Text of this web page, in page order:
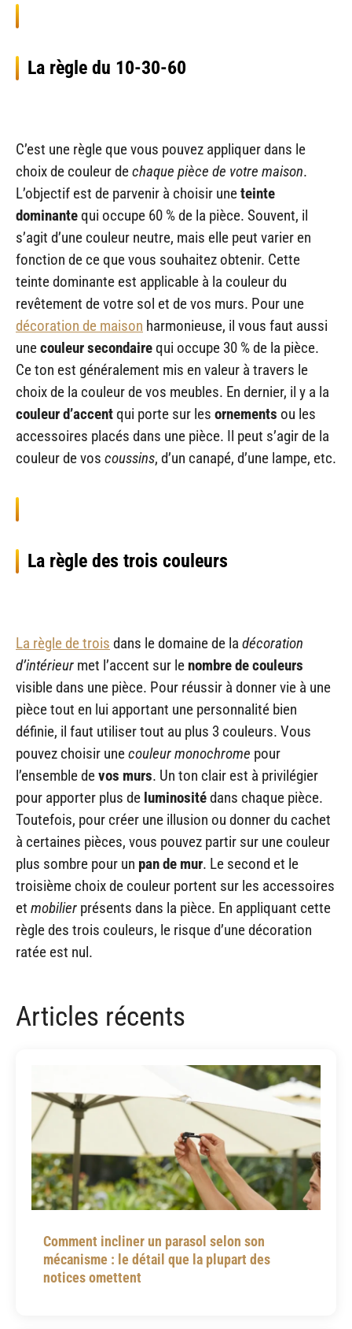
La règle du 10-30-60
C’est une règle que vous pouvez appliquer dans le
choix de couleur dechaque pièce de votre maison.
L’objectif est de parvenir à choisir uneteinte
dominantequi occupe 60 % de la pièce. Souvent, il
s’agit d’une couleur neutre, mais elle peut varier en
fonction de ce que vous souhaitez obtenir. Cette
teinte dominante est applicable à la couleur du
revêtement de votre sol et de vos murs. Pour une
décoration de maison harmonieuse, il vous faut aussi
unecouleur secondairequi occupe 30 % de la pièce.
Ce ton est généralement mis en valeur à travers le
choix de la couleur de vos meubles. En dernier, il y a la
couleur d’accentqui porte sur les ornements ou les
accessoires placés dans une pièce. Il peut s’agir de la
couleur de vos coussins, d’un canapé, d’une lampe, etc.
La règle des trois couleurs
La règle de trois dans le domaine de la décoration
d’intérieur met l’accent sur le nombre de couleurs
visible dans une pièce. Pour réussir à donner vie à une
pièce tout en lui apportant une personnalité bien
définie, il faut utiliser tout au plus 3 couleurs. Vous
pouvez choisir unecouleur monochrome pour
l’ensemble devos murs. Un ton clair est à privilégier
pour apporter plus de luminositédans chaque pièce.
Toutefois, pour créer une illusion ou donner du cachet
à certaines pièces, vous pouvez partir sur une couleur
plus sombre pour un pan de mur. Le second et le
troisième choix de couleur portent sur les accessoires
et mobilier présents dans la pièce. En appliquant cette
règle des trois couleurs, le risque d’une décoration
ratée est nul.
Articles récents
Comment incliner un parasol selon son
mécanisme : le détail que la plupart des
notices omettent